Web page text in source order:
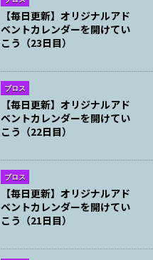
【毎日更新】オリジナルアド
ベントカレンダーを開けてい
こう（23日目）
ブロス
【毎日更新】オリジナルアド
ベントカレンダーを開けてい
こう（22日目）
ブロス
【毎日更新】オリジナルアド
ベントカレンダーを開けてい
こう（21日目）